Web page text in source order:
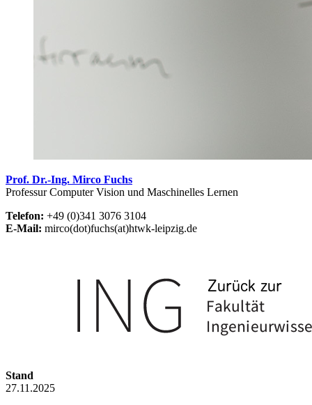
Prof. Dr.-Ing. Mirco Fuchs
Professur Computer Vision und Maschinelles Lernen
Telefon: +49 (0)341 3076 3104
E-Mail: mirco(dot)fuchs(at)htwk-leipzig.de
Stand
27.11.2025